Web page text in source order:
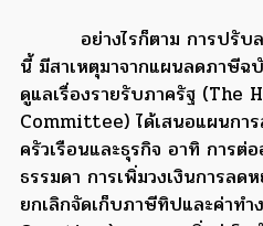
อย่างไรก็ตาม การปรั
นี้ มีสาเหตุมาจากแผนลดภาษี
ดูแลเรื่องรายรับภาครัฐ (The
Committee) ได้เสนอแผนกา
ครัวเรือนและธุรกิจ อาทิ การต่
ธรรมดา การเพิ่มวงเงินการล
ยกเลิกจัดเก็บภาษีทิปและค่าทำ